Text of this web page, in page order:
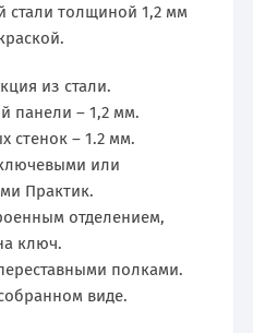
стали толщиной 1,2 мм
из стали.
панели – 1,2 мм.
стенок – 1.2 мм.
или
Практик.
отделением,
ключ.
полками.
виде.